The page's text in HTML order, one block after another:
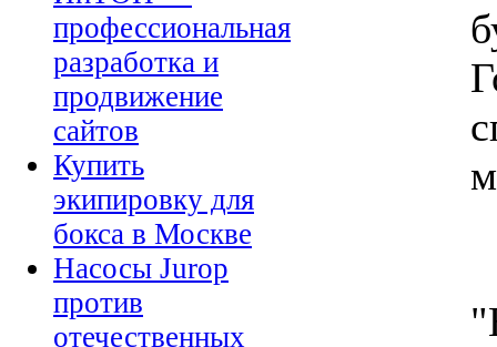
профессиональная
разработка и
продвижение
сайтов
Купить
экипировку для
бокса в Москве
Насосы Jurop
против
отечественных